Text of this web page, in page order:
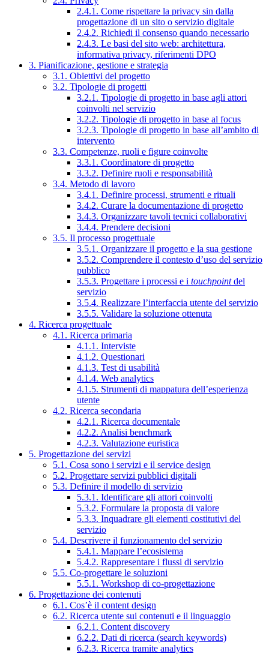
2.4.1. Come rispettare la privacy sin dalla
progettazione di un sito o servizio digitale
2.4.2. Richiedi il consenso quando necessario
2.4.3. Le basi del sito web: architettura,
informativa privacy, riferimenti DPO
3. Pianificazione, gestione e strategia
3.1. Obiettivi del progetto
3.2. Tipologie di progetti
3.2.1. Tipologie di progetto in base agli attori
coinvolti nel servizio
3.2.2. Tipologie di progetto in base al focus
3.2.3. Tipologie di progetto in base all’ambito di
intervento
3.3. Competenze, ruoli e figure coinvolte
3.3.1. Coordinatore di progetto
3.3.2. Definire ruoli e responsabilità
3.4. Metodo di lavoro
3.4.1. Definire processi, strumenti e rituali
3.4.2. Curare la documentazione di progetto
3.4.3. Organizzare tavoli tecnici collaborativi
3.4.4. Prendere decisioni
3.5. Il processo progettuale
3.5.1. Organizzare il progetto e la sua gestione
3.5.2. Comprendere il contesto d’uso del servizio
pubblico
3.5.3. Progettare i processi e i touchpointdel
servizio
3.5.4. Realizzare l’interfaccia utente del servizio
3.5.5. Validare la soluzione ottenuta
4. Ricerca progettuale
4.1. Ricerca primaria
4.1.1. Interviste
4.1.2. Questionari
4.1.3. Test di usabilità
4.1.4. Web analytics
4.1.5. Strumenti di mappatura dell’esperienza
utente
4.2. Ricerca secondaria
4.2.1. Ricerca documentale
4.2.2. Analisi benchmark
4.2.3. Valutazione euristica
5. Progettazione dei servizi
5.1. Cosa sono i servizi e il service design
5.2. Progettare servizi pubblici digitali
5.3. Definire il modello di servizio
5.3.1. Identificare gli attori coinvolti
5.3.2. Formulare la proposta di valore
5.3.3. Inquadrare gli elementi costitutivi del
servizio
5.4. Descrivere il funzionamento del servizio
5.4.1. Mappare l’ecosistema
5.4.2. Rappresentare i flussi di servizio
5.5. Co-progettare le soluzioni
5.5.1. Workshop di co-progettazione
6. Progettazione dei contenuti
6.1. Cos’è il content design
6.2. Ricerca utente sui contenuti e il linguaggio
6.2.1. Content discovery
6.2.2. Dati di ricerca (search keywords)
6.2.3. Ricerca tramite analytics